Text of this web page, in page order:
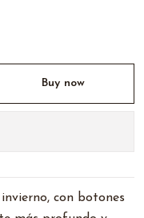
Buy now
con botones